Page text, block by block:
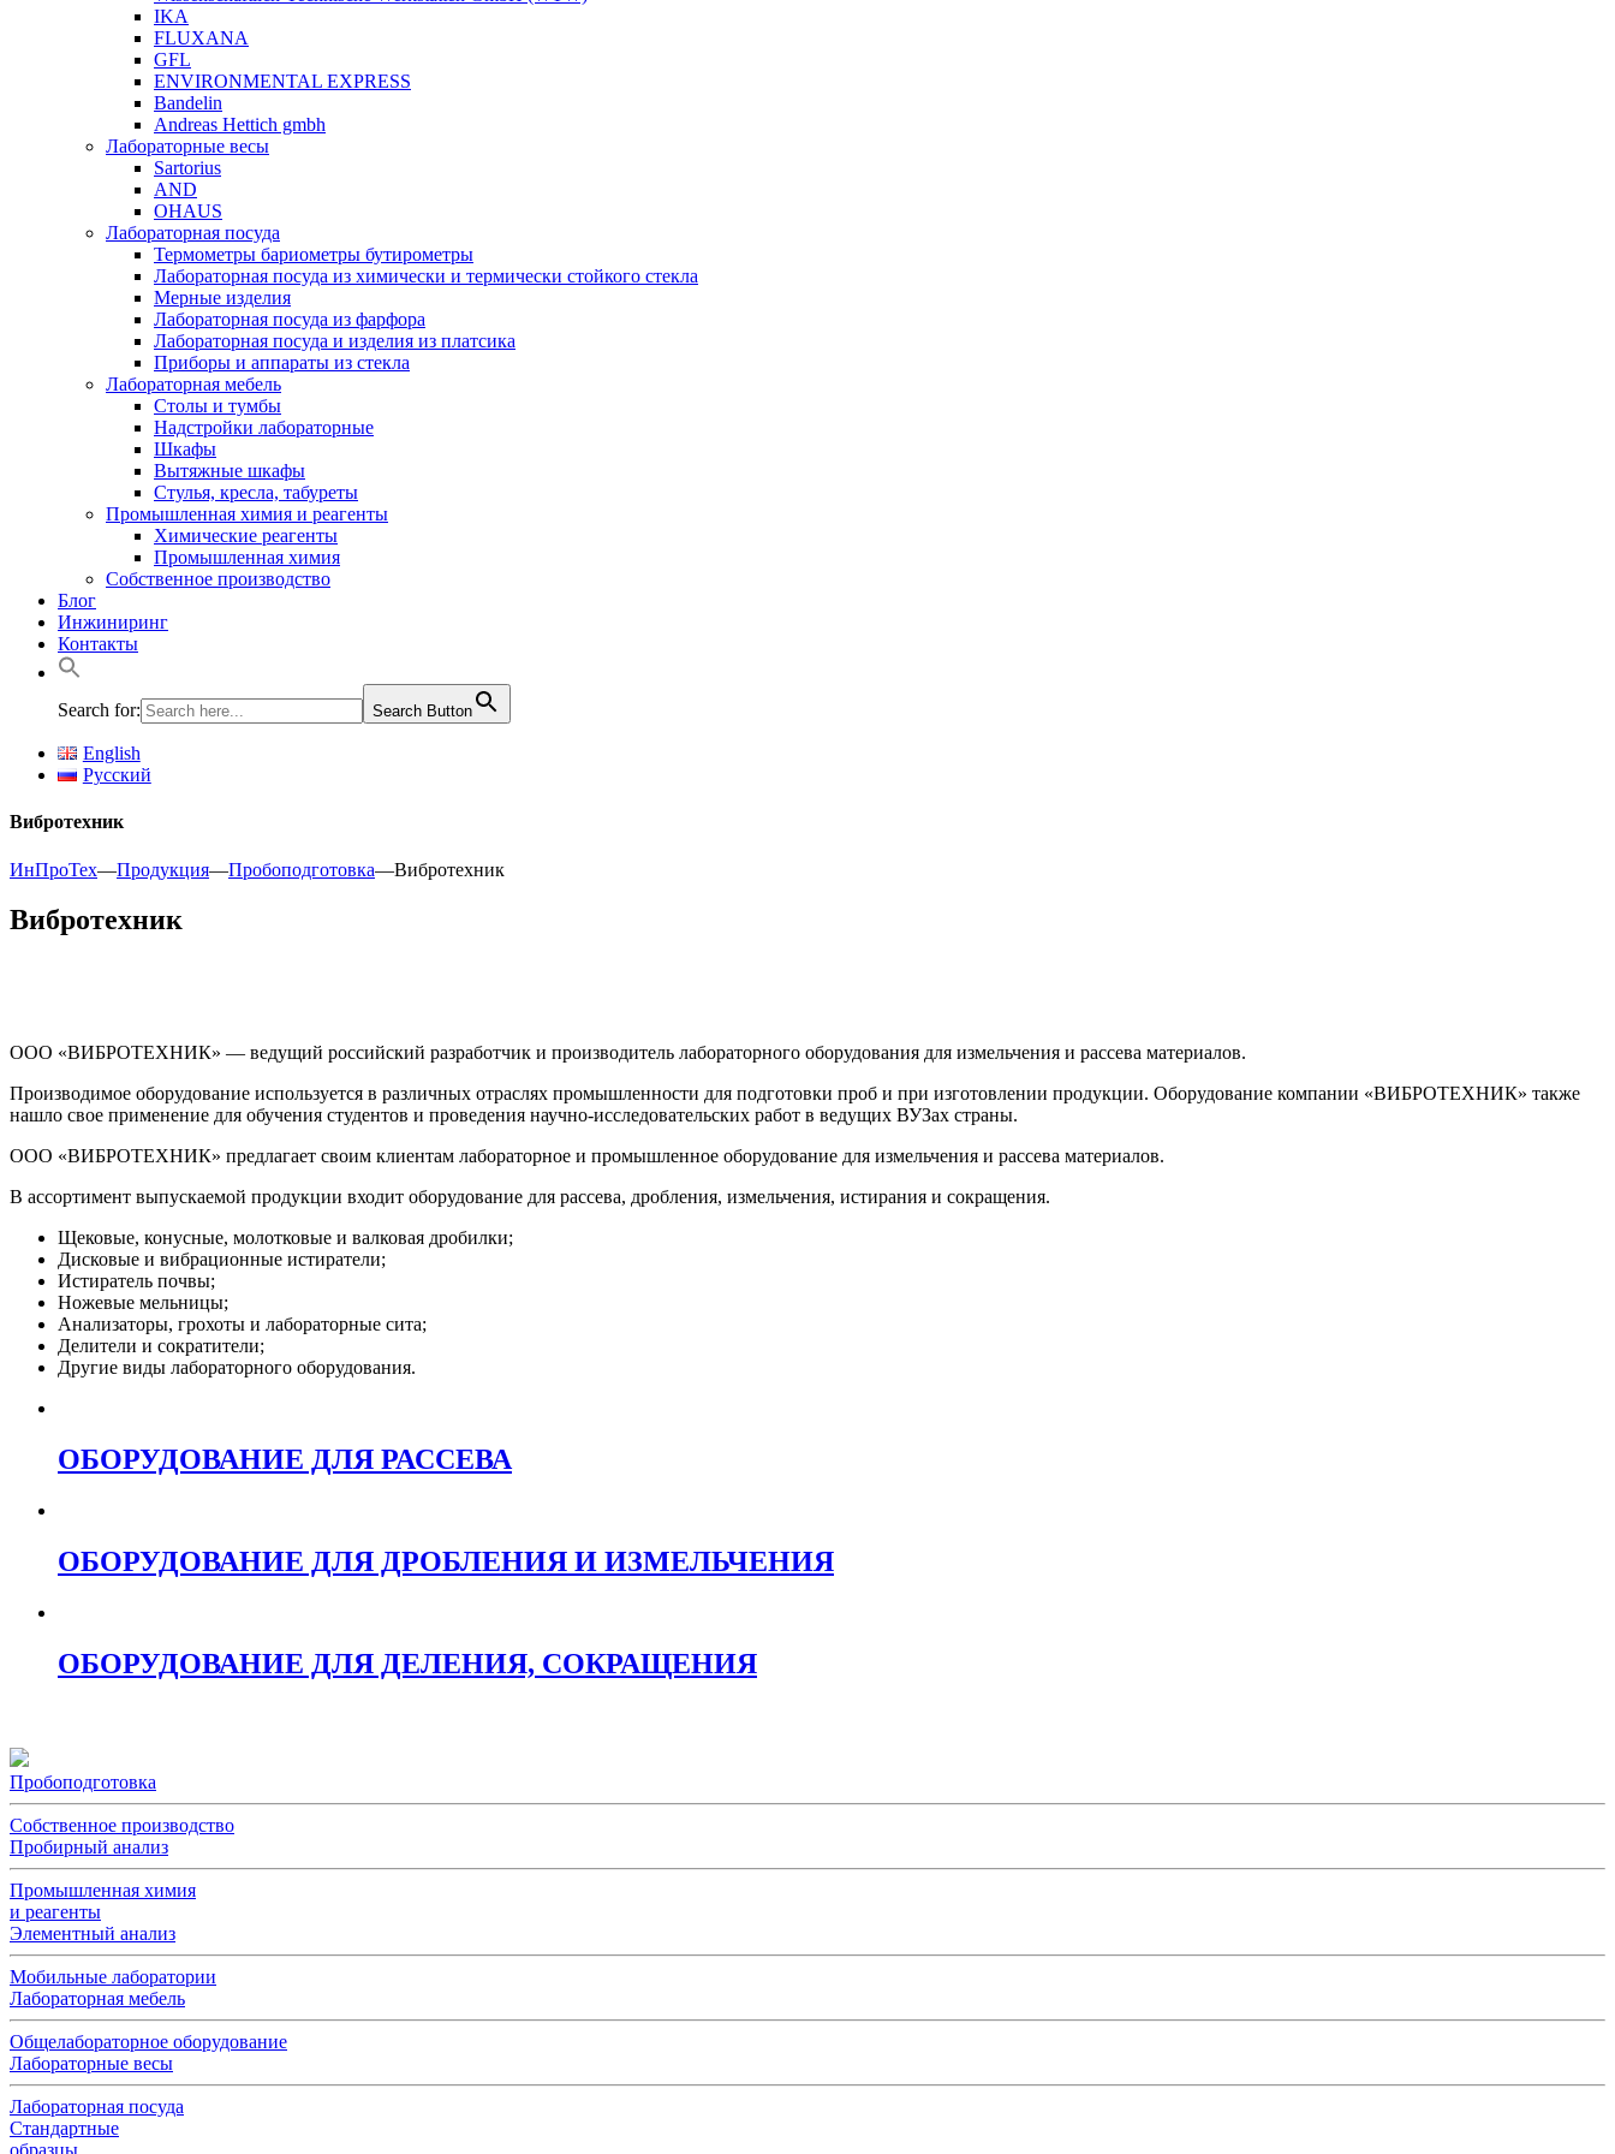
IKA
FLUXANA
GFL
ENVIRONMENTAL EXPRESS
Bandelin
Andreas Hettich gmbh
Лабораторные весы
Sartorius
AND
OHAUS
Лабораторная посуда
Термометры бариометры бутирометры
Лабораторная посуда из химически и термически стойкого стекла
Мерные изделия
Лабораторная посуда из фарфора
Лабораторная посуда и изделия из платсика
Приборы и аппараты из стекла
Лабораторная мебель
Столы и тумбы
Надстройки лабораторные
Шкафы
Вытяжные шкафы
Стулья, кресла, табуреты
Промышленная химия и реагенты
Химические реагенты
Промышленная химия
Собственное производство
Блог
Инжиниринг
Контакты
Search for: Search Button
English
Русский
Вибротехник
ИнПроТех—Продукция—Пробоподготовка—Вибротехник
Вибротехник
ООО «ВИБРОТЕХНИК» — ведущий российский разработчик и производитель лабораторного оборудования для измельчения и рассева материалов.
Производимое оборудование используется в различных отраслях промышленности для подготовки проб и при изготовлении продукции. Оборудование компании «ВИБРОТЕХНИК» также
нашло свое применение для обучения студентов и проведения научно-исследовательских работ в ведущих ВУЗах страны.
ООО «ВИБРОТЕХНИК» предлагает своим клиентам лабораторное и промышленное оборудование для измельчения и рассева материалов.
В ассортимент выпускаемой продукции входит оборудование для рассева, дробления, измельчения, истирания и сокращения.
Щековые, конусные, молотковые и валковая дробилки;
Дисковые и вибрационные истиратели;
Истиратель почвы;
Ножевые мельницы;
Анализаторы, грохоты и лабораторные сита;
Делители и сократители;
Другие виды лабораторного оборудования.
ОБОРУДОВАНИЕ ДЛЯ РАССЕВА
ОБОРУДОВАНИЕ ДЛЯ ДРОБЛЕНИЯ И ИЗМЕЛЬЧЕНИЯ
ОБОРУДОВАНИЕ ДЛЯ ДЕЛЕНИЯ, СОКРАЩЕНИЯ
Пробоподготовка
Собственное производство
Пробирный анализ
Промышленная химия
и реагенты
Элементный анализ
Мобильные лаборатории
Лабораторная мебель
Общелабораторное оборудование
Лабораторные весы
Лабораторная посуда
Стандартные
образцы